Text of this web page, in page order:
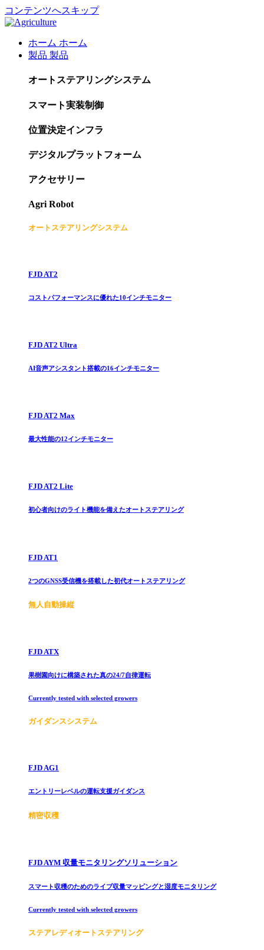
コンテンツへスキップ
ホーム ホーム
製品 製品
オートステアリングシステム
スマート実装制御
位置決定インフラ
デジタルプラットフォーム
アクセサリー
Agri Robot
オートステアリングシステム
FJD AT2
コストパフォーマンスに優れた10インチモニター
FJD AT2 Ultra
AI音声アシスタント搭載の16インチモニター
FJD AT2 Max
最大性能の12インチモニター
FJD AT2 Lite
初心者向けのライト機能を備えたオートステアリング
FJD AT1
2つのGNSS受信機を搭載した初代オートステアリング
無人自動操縦
FJD ATX
果樹園向けに構築された真の24/7自律運転
Currently tested with selected growers
ガイダンスシステム
FJD AG1
エントリーレベルの運転支援ガイダンス
精密収穫
FJD AYM 収量モニタリングソリューション
スマート収穫のためのライブ収量マッピングと湿度モニタリング
Currently tested with selected growers
ステアレディオートステアリング